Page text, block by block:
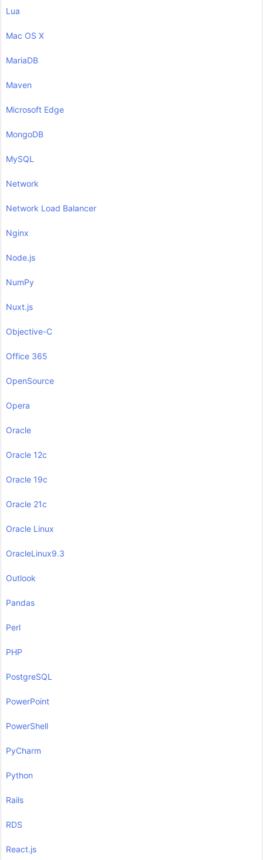
Lua
Mac OS X
MariaDB
Maven
Microsoft Edge
MongoDB
MySQL
Network
Network Load Balancer
Nginx
Node.js
NumPy
Nuxt.js
Objective-C
Office 365
OpenSource
Opera
Oracle
Oracle 12c
Oracle 19c
Oracle 21c
Oracle Linux
OracleLinux9.3
Outlook
Pandas
Perl
PHP
PostgreSQL
PowerPoint
PowerShell
PyCharm
Python
Rails
RDS
React.js